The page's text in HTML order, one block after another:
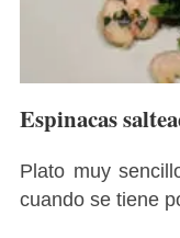
Espinacas
Plato muy
cuando se tiene